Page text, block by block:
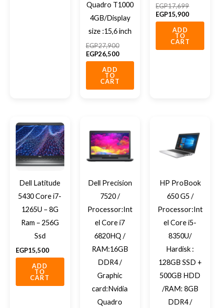
Quadro T1000
4GB/Display
size :15,6 inch
EGP27,900
EGP26,500
ADD
TO
CART
EGP17,699
EGP15,900
ADD
TO
CART
Dell Latitude
5430 Core i7-
1265U – 8G
Ram – 256G
Ssd
EGP15,500
ADD
TO
CART
Dell Precision
7520 /
Processor:Int
el Core i7
6820HQ /
RAM:16GB
DDR4 /
Graphic
card:Nvidia
Quadro
HP ProBook
650 G5 /
Processor:Int
el Core i5-
8350U/
Hardisk :
128GB SSD +
500GB HDD
/RAM: 8GB
DDR4 /